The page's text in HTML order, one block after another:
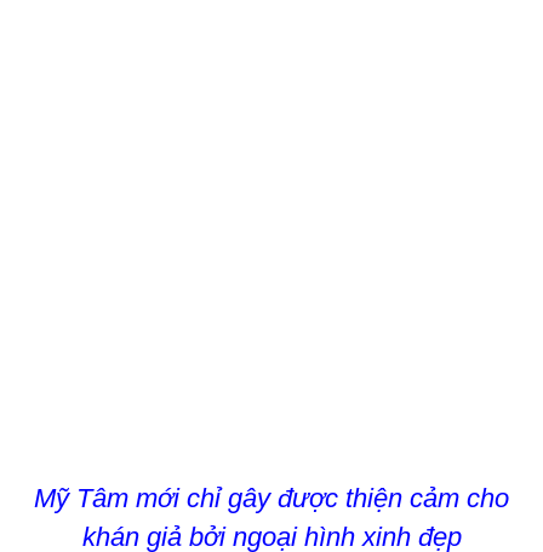
Mỹ Tâm mới chỉ gây được thiện cảm cho
khán giả bởi ngoại hình xinh đẹp